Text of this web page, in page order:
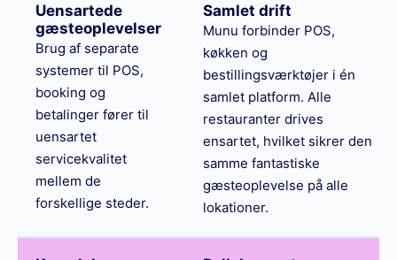
Uensartede
gæsteoplevelser
Brug af separate
systemer til POS,
booking og
betalinger fører til
uensartet
servicekvalitet
mellem de
forskellige steder.
Samlet drift
Munu forbinder POS,
køkken og
bestillingsværktøjer i én
samlet platform. Alle
restauranter drives
ensartet, hvilket sikrer den
samme fantastiske
gæsteoplevelse på alle
lokationer.